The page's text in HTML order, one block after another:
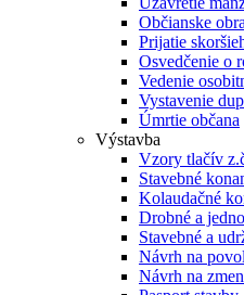
Občianske
Prijatie
Osvedčenie o
Vedenie
Vystavenie
Úmrtie občana
Výstavba
Vzory tlačív
Stavebné
Kolaudačné
Drobné a
Stavebné a
Návrh na
Návrh na